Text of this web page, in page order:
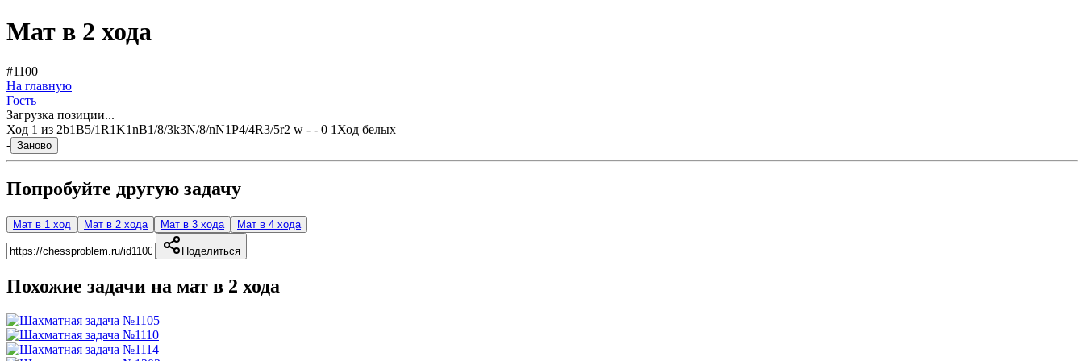
Мат в 2 хода
#1100
На главную
Гость
Загрузка позиции...
Ход 1 из 2b1B5/1R1K1nB1/8/3k3N/8/nN1P4/4R3/5r2 w - - 0 1 Ход белых
- Заново
Попробуйте другую задачу
Мат в 1 ход Мат в 2 хода Мат в 3 хода Мат в 4 хода
Поделиться
Похожие задачи на мат в 2 хода